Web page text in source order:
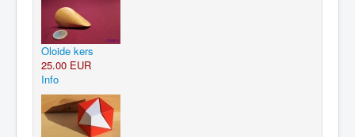
Oloide kers
25.00 EUR
Info